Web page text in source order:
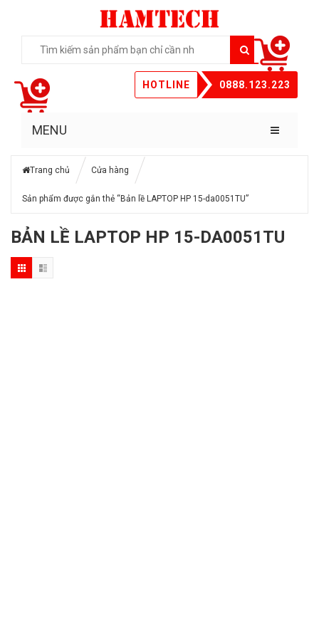
HOTLINE 0888.123.223
MENU
Trang chủ Cửa hàng
Sản phẩm được gắn thẻ “Bản lề LAPTOP HP 15-da0051TU”
BẢN LỀ LAPTOP HP 15-DA0051TU